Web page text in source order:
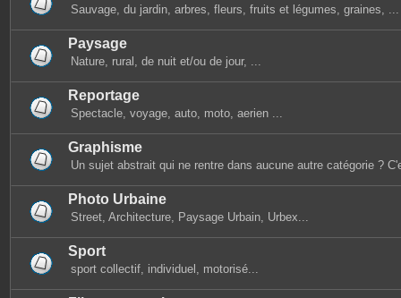
Sauvage, du jardin, arbres, fleurs, fruits et légumes, graines, ...
Paysage
Nature, rural, de nuit et/ou de jour, ...
Reportage
Spectacle, voyage, auto, moto, aerien ...
Graphisme
Un sujet abstrait qui ne rentre dans aucune autre catégorie ?
Photo Urbaine
Street, Architecture, Paysage Urbain, Urbex...
Sport
sport collectif, individuel, motorisé...